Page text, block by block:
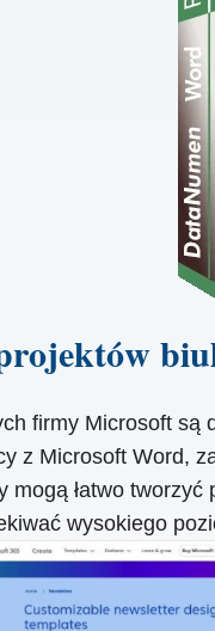
firmy Microsoft
z Microsoft Word,
łatwo
wysokiego